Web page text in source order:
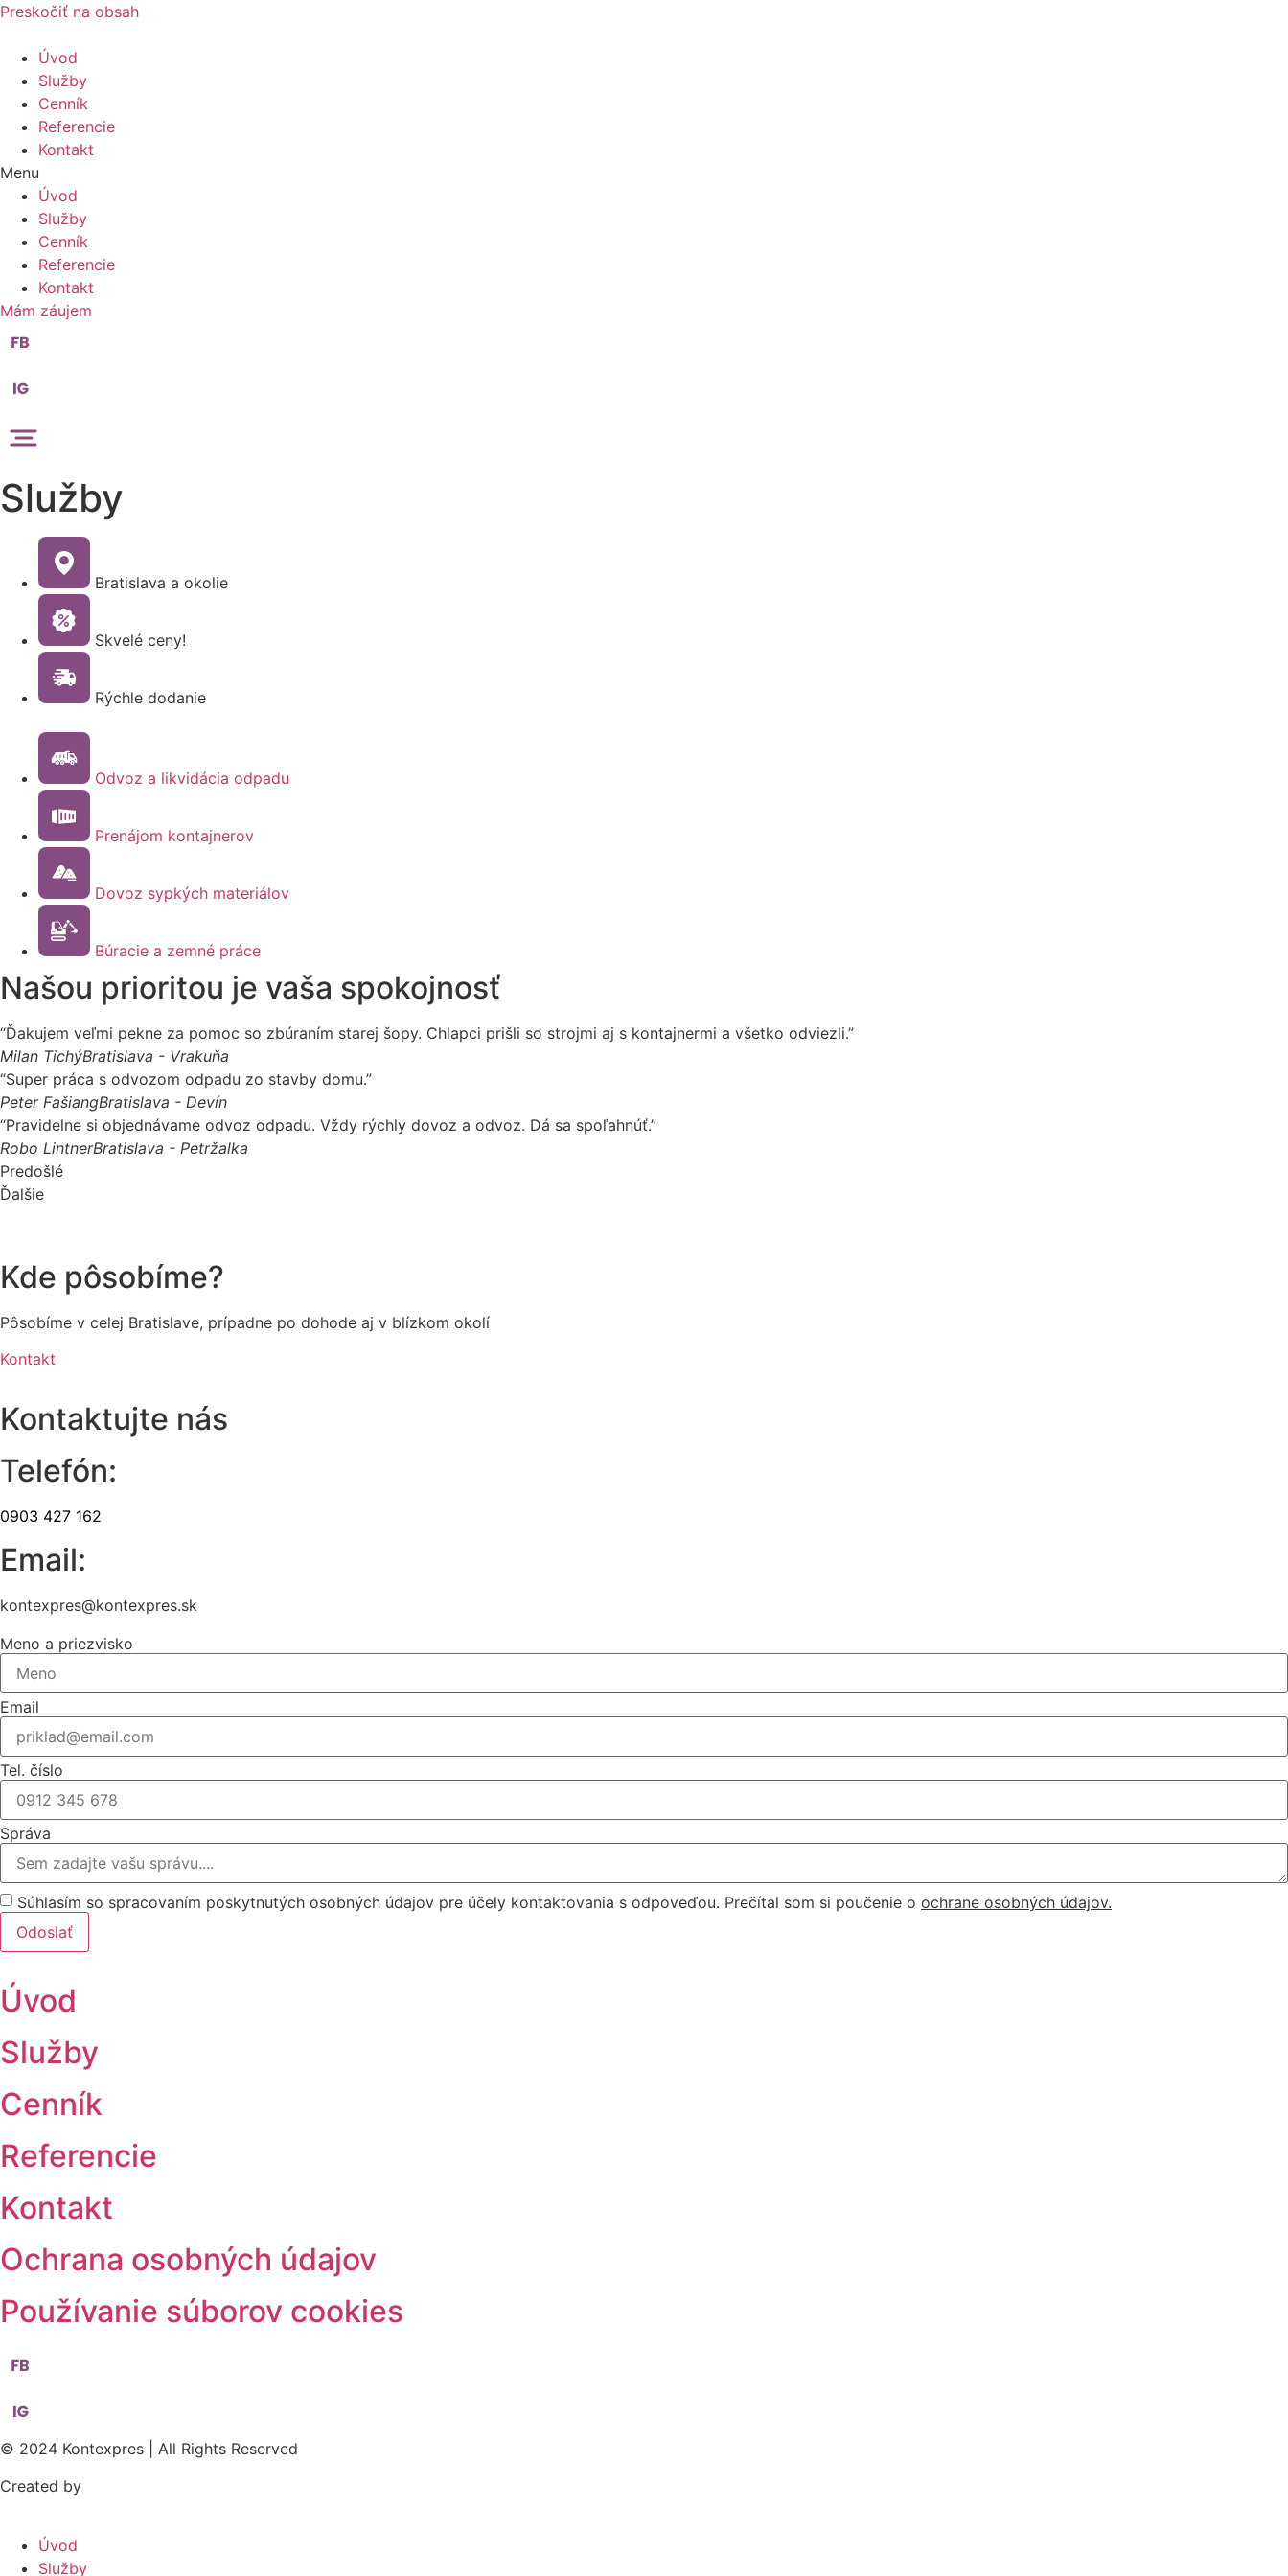
Preskočiť na obsah
Úvod
Služby
Cenník
Referencie
Kontakt
Menu
Úvod
Služby
Cenník
Referencie
Kontakt
Mám záujem
Služby
Bratislava a okolie
Skvelé ceny!
Rýchle dodanie
Odvoz a likvidácia odpadu
Prenájom kontajnerov
Dovoz sypkých materiálov
Búracie a zemné práce
Našou prioritou je vaša spokojnosť
“Ďakujem veľmi pekne za pomoc so zbúraním starej šopy. Chlapci prišli so strojmi aj s kontajnermi a všetko odviezli.”
Milan TichýBratislava - Vrakuňa
“Super práca s odvozom odpadu zo stavby domu.”
Peter FašiangBratislava - Devín
“Pravidelne si objednávame odvoz odpadu. Vždy rýchly dovoz a odvoz. Dá sa spoľahnúť.”
Robo LintnerBratislava - Petržalka
Predošlé
Ďalšie
Kde pôsobíme?
Pôsobíme v celej Bratislave, prípadne po dohode aj v blízkom okolí
Kontakt
Kontaktujte nás
Telefón:
0903 427 162
Email:
kontexpres@kontexpres.sk
Meno a priezvisko
Email
Tel. číslo
Správa
Súhlasím so spracovaním poskytnutých osobných údajov pre účely kontaktovania s odpoveďou. Prečítal som si poučenie o ochrane osobných údajov.
Odoslať
Úvod
Služby
Cenník
Referencie
Kontakt
Ochrana osobných údajov
Používanie súborov cookies
© 2024 Kontexpres | All Rights Reserved
Created by
Úvod
Služby